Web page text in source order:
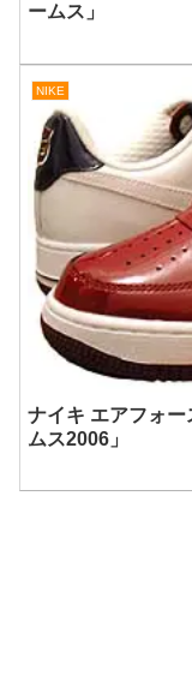
ームス」
NIKE
ナイキ エアフォ
ムス2006」